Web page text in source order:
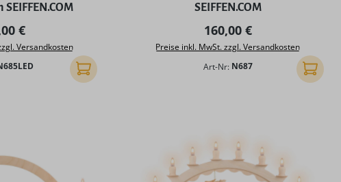
Preis:
€
Versandkosten
In den Warenkorb
SEIFFEN.COM
Regulärer Preis:
160,00 €
Preise inkl. MwSt. zzgl. Versandkosten
Art-Nr: N687 In den